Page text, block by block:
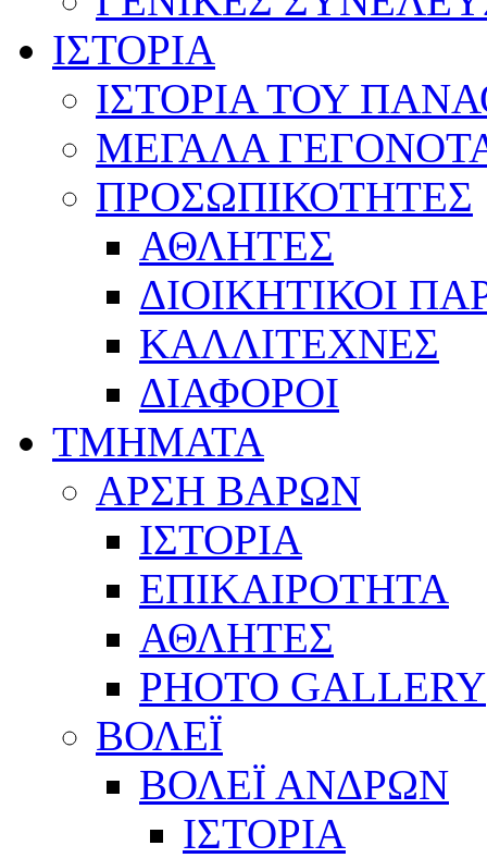
ΙΣΤΟΡΙΑ
ΙΣΤΟΡΙΑ ΤΟΥ
ΜΕΓΑΛΑ
ΠΡΟΣΩΠΙΚΟΤΗΤΕΣ
ΑΘΛΗΤΕΣ
ΔΙΟΙΚΗΤΙΚΟΙ
ΚΑΛΛΙΤΕΧΝΕΣ
ΔΙΑΦΟΡΟΙ
ΤΜΗΜΑΤΑ
ΑΡΣΗ ΒΑΡΩΝ
ΙΣΤΟΡΙΑ
ΕΠΙΚΑΙΡΟΤΗΤΑ
ΑΘΛΗΤΕΣ
PHOTO GALLERY
ΒΟΛΕΪ
ΒΟΛΕΪ ΑΝΔΡΩΝ
ΙΣΤΟΡΙΑ